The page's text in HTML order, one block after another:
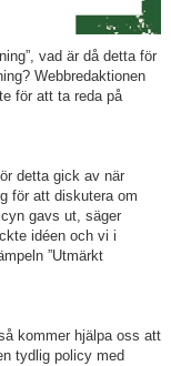
vad är då detta för
Webbredaktionen
för att ta reda på
detta gick av när
för att diskutera om
gavs ut, säger
idéen och vi i
”Utmärkt
kommer hjälpa oss att
tydlig policy med